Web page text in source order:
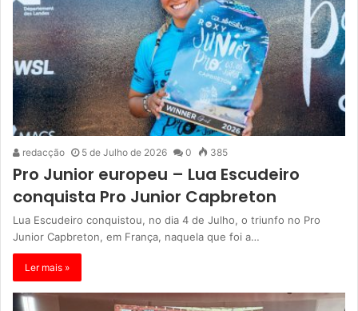
redacção 5 de Julho de 2026 0 385
Pro Junior europeu – Lua Escudeiro
conquista Pro Junior Capbreton
Lua Escudeiro conquistou, no dia 4 de Julho, o triunfo no Pro
Junior Capbreton, em França, naquela que foi a…
Ler mais »